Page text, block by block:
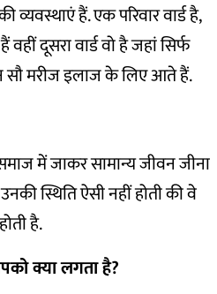
व्यवस्थाएं हैं. एक परिवार वार्ड है,
दूसरा वार्ड वो है जहां सिर्फ
सौ मरीज इलाज के लिए आते हैं.
में जाकर सामान्य जीवन जीना
स्थिति ऐसी नहीं होती की वे
है.
क्या लगता है?